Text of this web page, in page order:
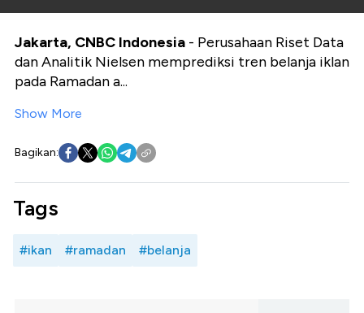
Jakarta, CNBC Indonesia - Perusahaan Riset Data
dan Analitik Nielsen memprediksi tren belanja iklan
pada Ramadan a...
Show More
Bagikan:
Tags
#ikan #ramadan #belanja